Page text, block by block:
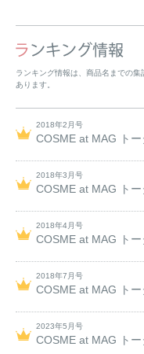
ランキング情報は、商品名までの
あります。
2018年2月号
COSME at MAG ト
2018年3月号
COSME at MAG ト
2018年4月号
COSME at MAG ト
2018年7月号
COSME at MAG ト
2023年5月号
COSME at MAG ト